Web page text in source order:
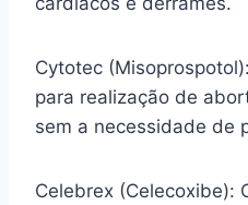
Cytotec
para realização de
sem a necessidade de
Celebrex (Celecoxibe):